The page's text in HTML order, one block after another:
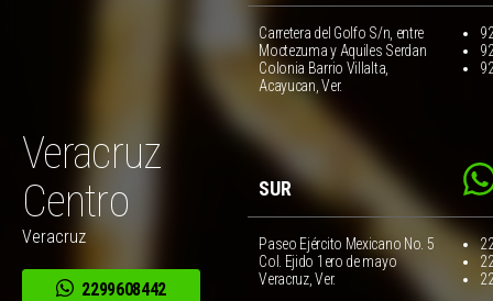
Veracruz
Centro
Veracruz
2299608442
Carretera del Golfo S/n, entre
Moctezuma y Aquiles Serdan
Colonia Barrio Villalta,
Acayucan, Ver.
SUR
Paseo Ejército Mexicano No. 5
Col. Ejido 1ero de mayo
Veracruz, Ver.